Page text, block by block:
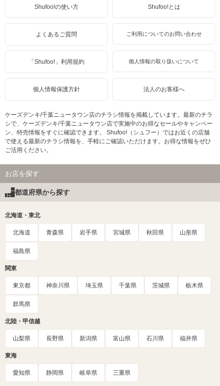
Shufoo!の使い方 Shufoo!とは
よくあるご質問 ご利用についてのお問い合わせ
「Shufoo!」利用規約 個人情報の取り扱いについて
個人情報保護方針 法人のお客様へ
ケーズデンキ/千葉ニュータウン店のチラシ情報を掲載しています。最新のチラ
シで、ケーズデンキ/千葉ニュータウン店で実施中のお得なセールやキャンペー
ン、特売情報をすぐに確認できます。 Shufoo!（シュフー）ではお近くの店舗
で使える最新のチラシ情報を、手軽にご確認いただけます。お得な情報をぜひ
ご活用ください。
お店を探す
都道府県から探す
北海道・東北
北海道 青森県 岩手県 宮城県 秋田県 山形県
福島県
関東
東京都 神奈川県 埼玉県 千葉県 茨城県 栃木県
群馬県
北陸・甲信越
山梨県 長野県 新潟県 富山県 石川県 福井県
東海
愛知県 静岡県 岐阜県 三重県